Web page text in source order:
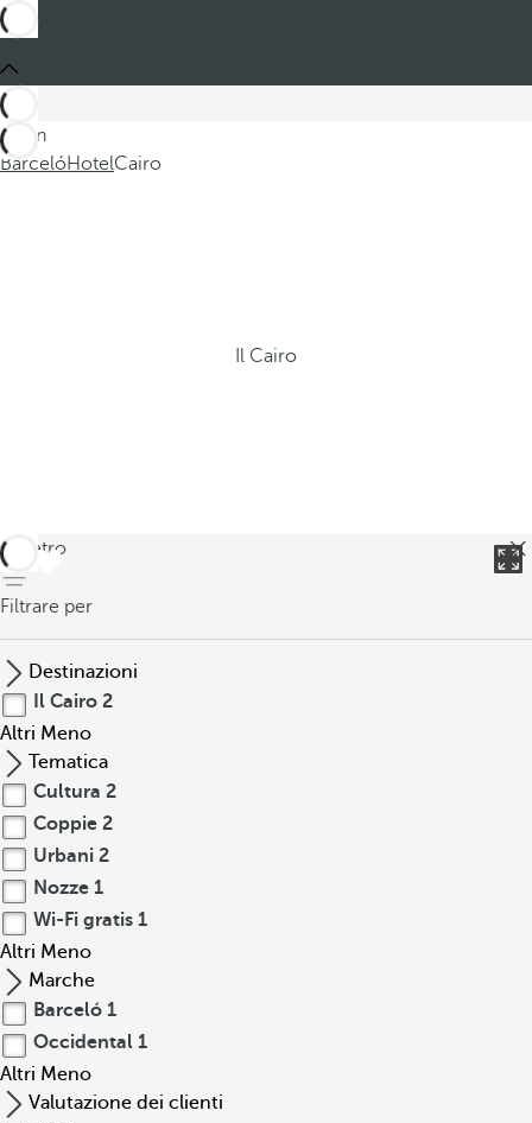
Sei in
BarcelóHotelCairo
Il Cairo
indietro
Filtrare per
Destinazioni
Il Cairo 2
Altri Meno
Tematica
Cultura 2
Coppie 2
Urbani 2
Nozze 1
Wi-Fi gratis 1
Altri Meno
Marche
Barceló 1
Occidental 1
Altri Meno
Valutazione dei clienti